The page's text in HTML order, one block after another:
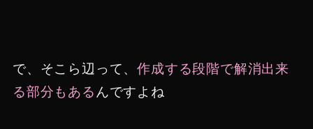
で、そこら辺って、作成する段階で解消出来
る部分もある んですよね